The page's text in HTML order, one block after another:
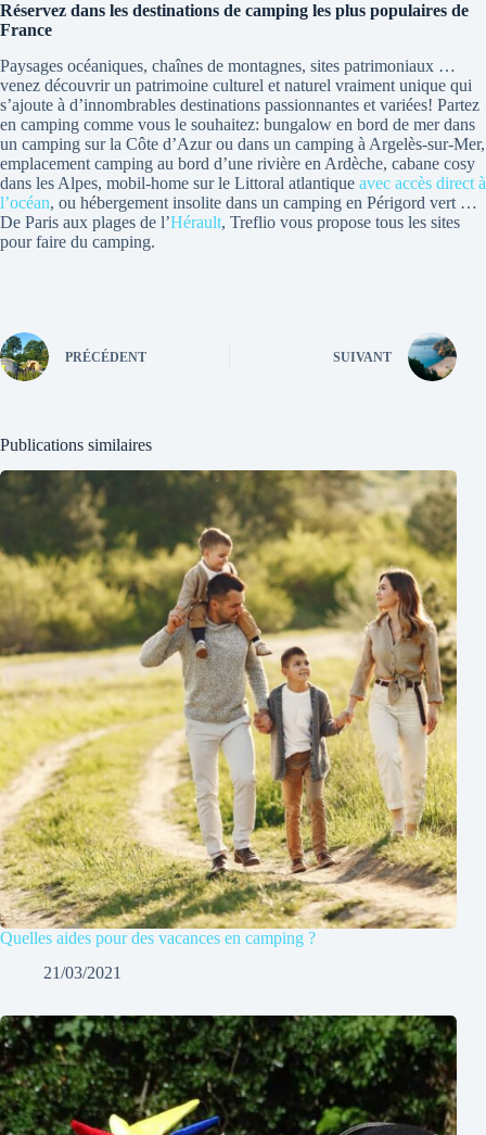
Réservez dans les destinations de camping les plus populaires de
France
Paysages océaniques, chaînes de montagnes, sites patrimoniaux …
venez découvrir un patrimoine culturel et naturel vraiment unique qui
s’ajoute à d’innombrables destinations passionnantes et variées! Partez
en camping comme vous le souhaitez: bungalow en bord de mer dans
un camping sur la Côte d’Azur ou dans un camping à Argelès-sur-Mer,
emplacement camping au bord d’une rivière en Ardèche, cabane cosy
dans les Alpes, mobil-home sur le Littoral atlantique avec accès direct à
l’océan, ou hébergement insolite dans un camping en Périgord vert …
De Paris aux plages de l’Hérault, Treflio vous propose tous les sites
pour faire du camping.
PRÉCÉDENT SUIVANT
Publications similaires
Quelles aides pour des vacances en camping ?
21/03/2021